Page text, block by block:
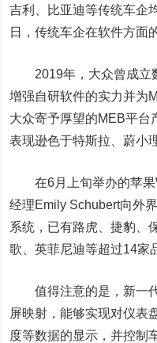
吉利、比亚迪等传统车企
日，传统车企在软件方面
2019年，大众曾成立数
增强自研软件的实力并为
大众寄予厚望的MEB平台
表现逊色于特斯拉、蔚小
在6月上旬举办的苹果
经理Emily Schubert向外
系统，已有路虎、捷豹、
歌、英菲尼迪等超过14家
值得注意的是，新一代
屏映射，能够实现对仪表
度等数据的显示，并控制